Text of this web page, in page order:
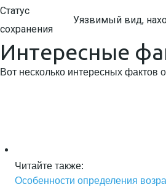
Статус
сохранения
Уязвимый вид,
Интересные
Вот несколько интересных фактов о
Читайте также:
Особенности определения